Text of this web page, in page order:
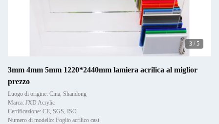
3 / 5
3mm 4mm 5mm 1220*2440mm lamiera acrilica al miglior
prezzo
Luogo di origine: Cina, Shandong
Marca: JXD Acrylic
Certificazione: CE, SGS, ISO
Numero di modello: Foglio acrilico cast